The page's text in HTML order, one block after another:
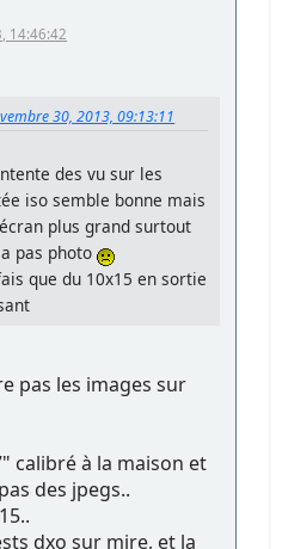
14:46:42
30, 2013, 09:13:11
des vu sur les
iso semble bonne mais
plus grand surtout
pas photo
que du 10x15 en sortie
pas les images sur
calibré à la maison et
des jpegs..
dxo sur mire, et la